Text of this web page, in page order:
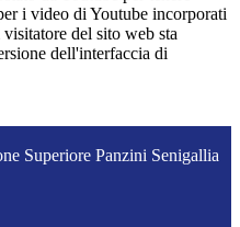
i video di Youtube incorporati
del sito web sta
dell'interfaccia di
Superiore Panzini Senigallia